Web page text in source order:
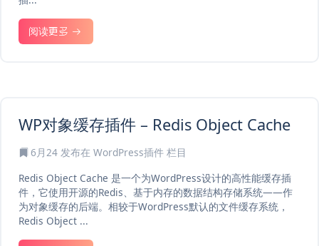
阅读更多
WP对象缓存插件 – Redis Object Cache
6月24 发布在 WordPress插件 栏目
Redis Object Cache 是一个为WordPress设计的高性能缓存插
件，它使用开源的Redis、基于内存的数据结构存储系统——作
为对象缓存的后端。相较于WordPress默认的文件缓存系统，
Redis Object ...